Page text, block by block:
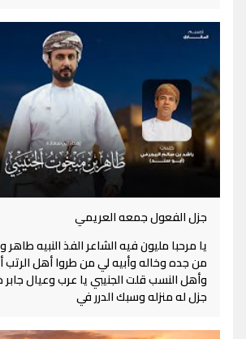
جزل الفعول جمعه العريمي
يا مرحبا مليون فيه الشاعر الفذ النبيه
من جده وخاله وأبيه لي من طروا أهل
وأهل النسب قلت الجنيبي يا عرب وعيال
جزل له منزله وسبك الدرر في